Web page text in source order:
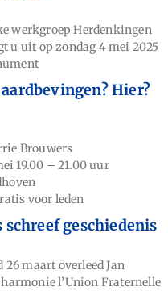
werkgroep Herdenkingen
u uit op zondag 4 mei 2025
Hier?
Brouwers
19.00 – 21.00 uur
voor leden
schreef geschiedenis
26 maart overleed Jan
l’Union Fraternelle